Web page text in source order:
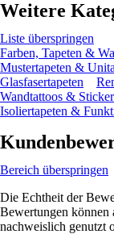
Weitere
Liste überspringen
Farben, Tapeten &
Mustertapeten &
Glasfasertapeten
Wandtattoos & Sticker
Isoliertapeten &
Bereich überspringen
Die Echtheit der
Bewertungen können
nachweislich genutzt